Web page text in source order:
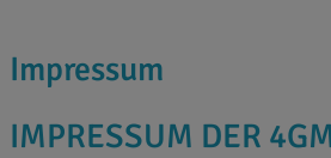
Impressum
IMPRESSUM DER